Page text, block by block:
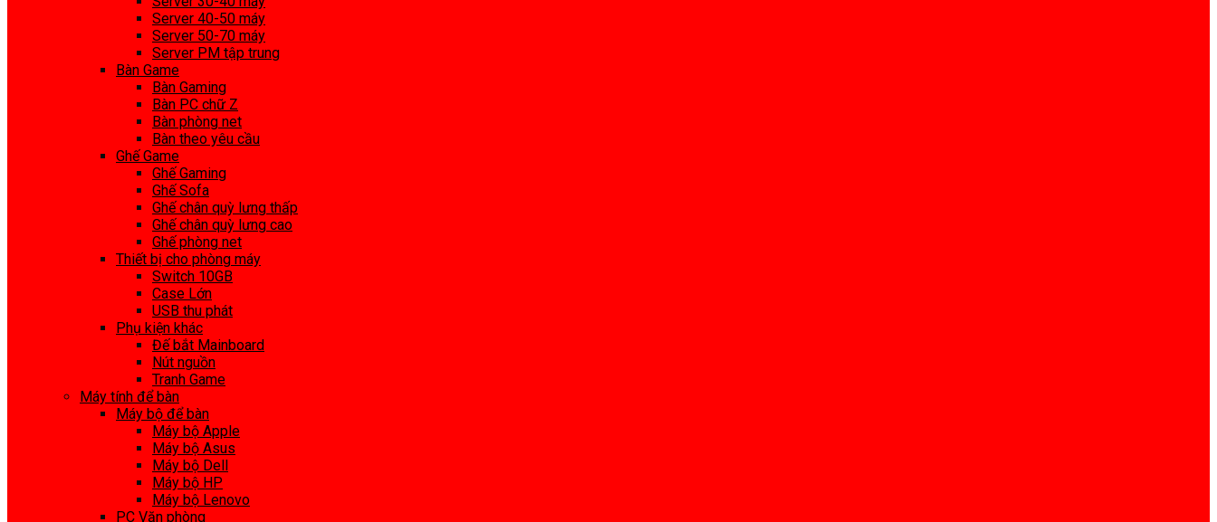
Server 40-50 máy
Server 50-70 máy
Server PM tập trung
Bàn Game
Bàn Gaming
Bàn PC chữ Z
Bàn phòng net
Bàn theo yêu cầu
Ghế Game
Ghế Gaming
Ghế Sofa
Ghế chân quỳ lưng thấp
Ghế chân quỳ lưng cao
Ghế phòng net
Thiết bị cho phòng máy
Switch 10GB
Case Lớn
USB thu phát
Phụ kiện khác
Đế bắt Mainboard
Nút nguồn
Tranh Game
Máy tính để bàn
Máy bộ để bàn
Máy bộ Apple
Máy bộ Asus
Máy bộ Dell
Máy bộ HP
Máy bộ Lenovo
PC Văn phòng